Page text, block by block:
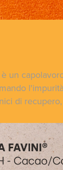
un
di